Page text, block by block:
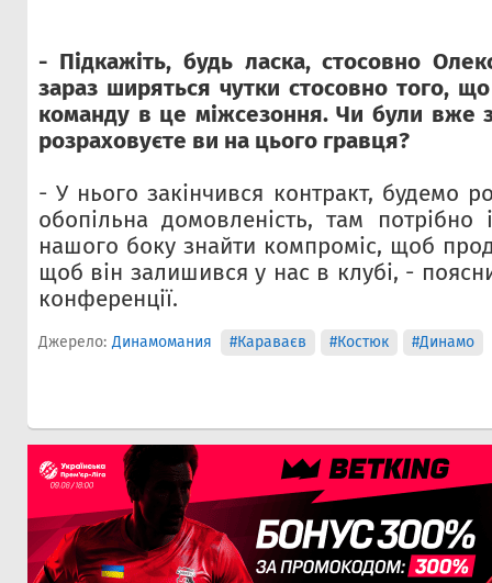
- Підкажіть, будь ласка, стосовно
зараз ширяться чутки стосовно того,
команду в це міжсезоння. Чи були вже
розраховуєте ви на цього гравця?
- У нього закінчився контракт, будемо
обопільна домовленість, там
нашого боку знайти компроміс, щоб
щоб він залишився у нас в клубі, -
конференції.
Джерело: Динамомания #Караваєв #Костюк #Динамо